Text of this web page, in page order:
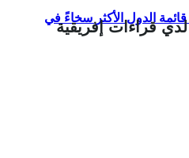
إفريقية قائمة الدول الأكثر سخاءً في
قراءات إفريقية